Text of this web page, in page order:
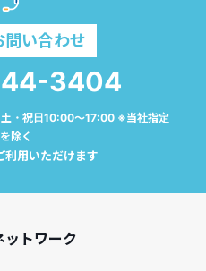
問い合わせ
3404
・祝日10:00～17:00 ※当社指定
除く
利用いただけます
ットワーク